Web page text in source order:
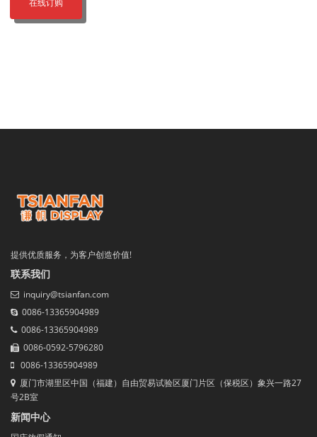
提供优质服务，为客户创造价值!
联系我们
inquiry@tsianfan.com
0086-13365904989
0086-13365904989
0086-0592-5796280
0086-13365904989
厦门市湖里区中国（福建）自由贸易试验区厦门片区（保税区）象兴一路27
号2B室
新闻中心